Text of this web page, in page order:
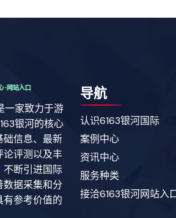
一家致力于游
银河的核心
础信息、最新
论评测以及丰
不断引进国际
数据采集和分
参考价值的
导航
认识6163银河国际
案例中心
资讯中心
服务种类
接洽6163银河网站入